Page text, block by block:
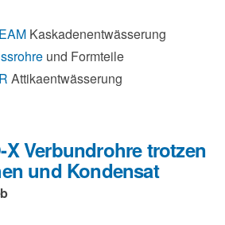
Kaskadenentwässerung
und Formteile
Attikaentwässerung
X Verbundrohre trotzen
und Kondensat